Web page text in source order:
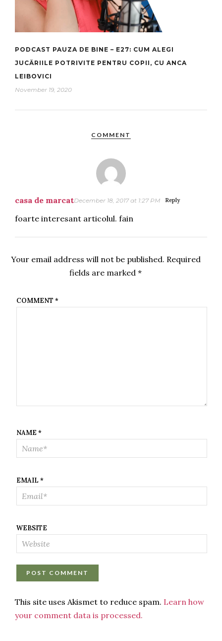
PODCAST PAUZA DE BINE – E27: CUM ALEGI
JUCĂRIILE POTRIVITE PENTRU COPII, CU ANCA
LEIBOVICI
November 19, 2020
COMMENT
casa de marcatDecember 18, 2017 at 1:27 PM Reply
foarte interesant articolul. fain
Your email address will not be published. Required
fields are marked*
COMMENT *
NAME *
EMAIL *
WEBSITE
This site uses Akismet to reduce spam. Learn how
your comment data is processed.